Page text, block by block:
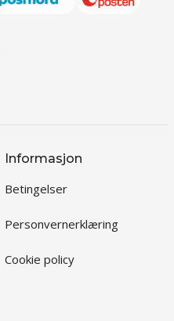
Informasjon
Betingelser
Personvernerklæring
Cookie policy